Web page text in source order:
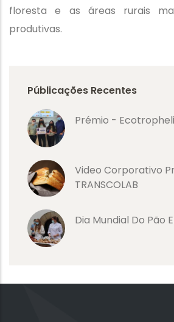
floresta e as áreas rurais
produtivas.
Públicações Recentes
Prémio -
Video Corporativo
TRANSCOLAB
Dia Mundial Do Pão